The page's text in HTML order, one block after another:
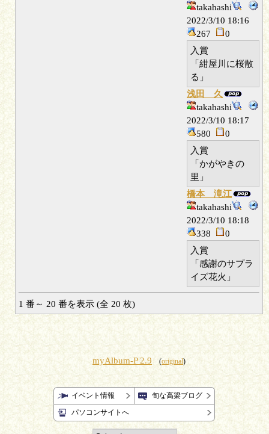
takahashi
2022/3/10 18:16
267
0
入賞
「紺屋川に桜散
る」
浅田 久
takahashi
2022/3/10 18:17
580
0
入賞
「かがやきの
里」
橋本 滝江
takahashi
2022/3/10 18:18
338
0
入賞
「感謝のサプラ
イズ花火」
1 番～ 20 番を表示 (全 20 枚)
myAlbum-P 2.9 (original)
イベント情報
旬な高梁ブログ
パソコンサイトへ